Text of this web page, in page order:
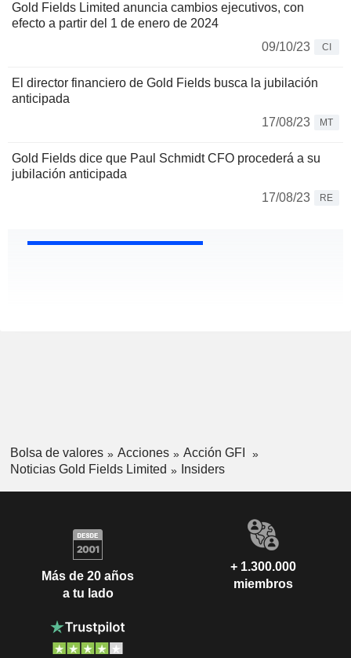
Gold Fields Limited anuncia cambios ejecutivos, con
efecto a partir del 1 de enero de 2024
09/10/23
CI
El director financiero de Gold Fields busca la jubilación
anticipada
17/08/23
MT
Gold Fields dice que Paul Schmidt CFO procederá a su
jubilación anticipada
17/08/23
RE
Bolsa de valores Acciones
Acción GFI
Noticias Gold Fields Limited
Insiders
Más de 20 años
a tu lado
+ 1.300.000
miembros